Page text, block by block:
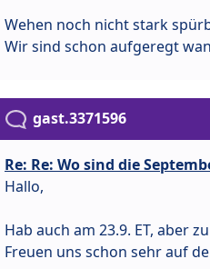
Wehen noch nicht stark
Wir sind schon aufgeregt
gast.3371596
Re: Re: Wo sind die
Hallo,
Hab auch am 23.9. ET, aber
Freuen uns schon sehr auf